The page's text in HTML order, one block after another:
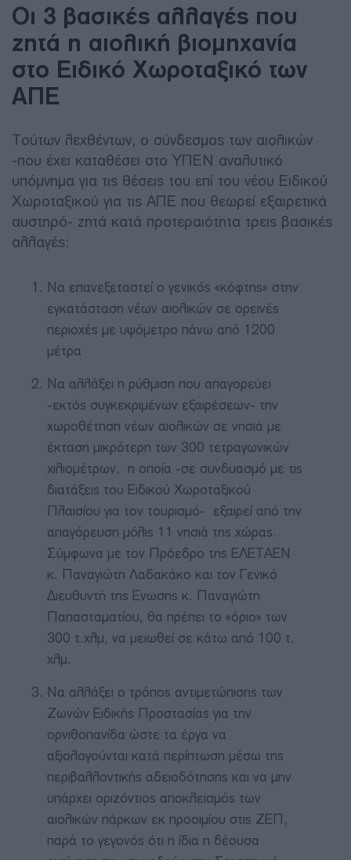
Οι 3 βασικές αλλαγές που
ζητά η αιολική βιομηχανία
στο Ειδικό Χωροταξικό των
ΑΠΕ
Τούτων λεχθέντων, ο σύνδεσμος των αιολικών
-που έχει καταθέσει στο ΥΠΕΝ αναλυτικό
υπόμνημα για τις θέσεις του επί του νέου Ειδικού
Χωροταξικού για τις ΑΠΕ που θεωρεί εξαιρετικά
αυστηρό- ζητά κατά προτεραιότητα τρεις βασικές
αλλαγές:
Να επανεξεταστεί ο γενικός «κόφτης» στην
εγκατάσταση νέων αιολικών σε ορεινές
περιοχές με υψόμετρο πάνω από 1200
μέτρα
Να αλλάξει η ρύθμιση που απαγορεύει
-εκτός συγκεκριμένων εξαιρέσεων- την
χωροθέτηση νέων αιολικών σε νησιά με
έκταση μικρότερη των 300 τετραγωνικών
χιλιομέτρων, η οποία -σε συνδυασμό με τις
διατάξεις του Ειδικού Χωροταξικού
Πλαισίου για τον τουρισμό- εξαιρεί από την
απαγόρευση μόλις 11 νησιά της χώρας.
Σύμφωνα με τον Πρόεδρο της ΕΛΕΤΑΕΝ
κ. Παναγιώτη Λαδακάκο και τον Γενικό
Διευθυντή της Ενωσης κ. Παναγιώτη
Παπασταματίου, θα πρέπει το «όριο» των
300 τ.χλμ, να μειωθεί σε κάτω από 100 τ.
χλμ.
Να αλλάξει ο τρόπος αντιμετώπισης των
Ζωνών Ειδικής Προστασίας για την
ορνιθοπανίδα ώστε τα έργα να
αξιολογούνται κατά περίπτωση μέσω της
περιβαλλοντικής αδειοδότησης και να μην
υπάρχει οριζόντιος αποκλεισμός των
αιολικών πάρκων εκ προοιμίου στις ΖΕΠ,
παρά το γεγονός ότι η ίδια η δέουσα